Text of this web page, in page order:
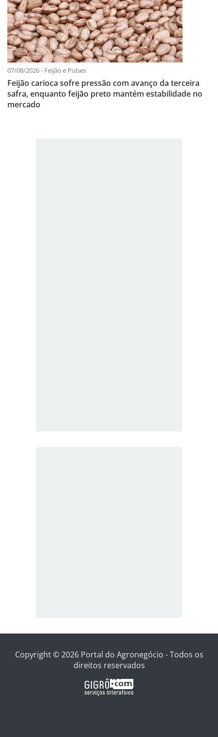
07/08/2026 - Feijão e Pulses
Feijão carioca sofre pressão com avanço da terceira
safra, enquanto feijão preto mantém estabilidade no
mercado
Copyright © 2026 Portal do Agronegócio - Todos os
direitos reservados